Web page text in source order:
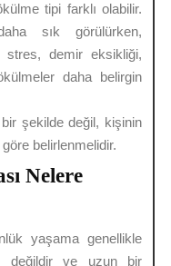
tipi farklı olabilir.
sık görülürken,
stres, demir eksikliği,
daha belirgin
şekilde değil, kişinin
belirlenmelidir.
Nelere
yaşama genellikle
değildir ve uzun bir